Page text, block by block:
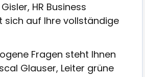
HR Business
sich auf Ihre vollständige
Fragen steht Ihnen
Glauser, Leiter grüne